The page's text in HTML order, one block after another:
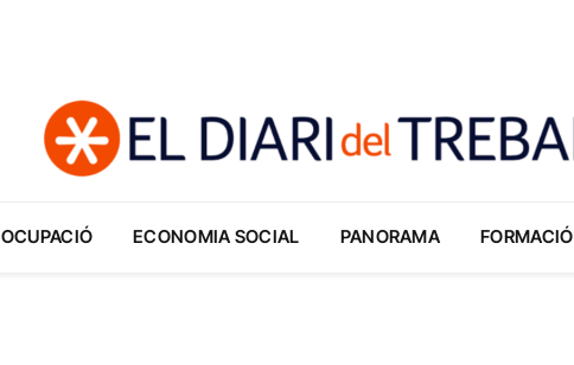
OCUPACIÓ ECONOMIA SOCIAL PANORAMA FORMACIÓ